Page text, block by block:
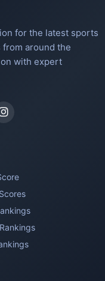
for the latest sports
around the
with expert